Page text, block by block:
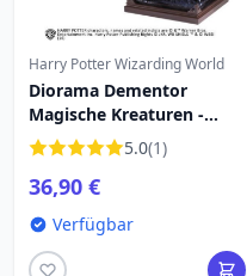
Harry Potter Wizarding World
Diorama Dementor
Magische Kreaturen -
Harry Potter5.0(1)
36,90 €
Verfügbar